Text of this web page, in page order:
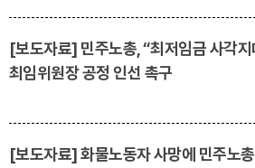
[보도자료] 민주노총, “최저임금 사각지
최임위원장 공정 인선 촉구
[보도자료] 화물노동자 사망에 민주노